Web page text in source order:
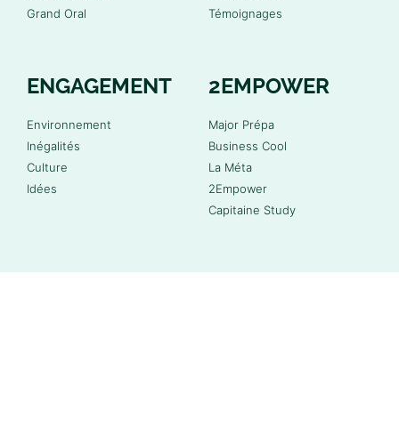
Grand Oral
Témoignages
ENGAGEMENT
Environnement
Inégalités
Culture
Idées
2EMPOWER
Major Prépa
Business Cool
La Méta
2Empower
Capitaine Study